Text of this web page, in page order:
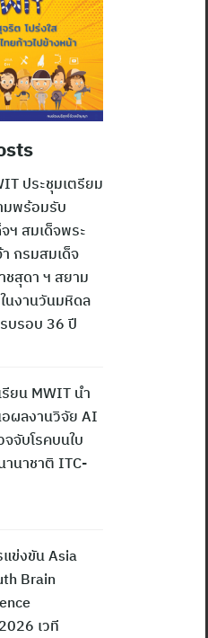
ประชุมเตรียม
มพร้อมรับ
จฯ สมเด็จพระ
กรมสมเด็จ
ชสุดา ฯ สยาม
นงานวันมหิดล
บรอบ 36 ปี
รียน MWIT นำ
อผลงานวิจัย AI
จับโรคบนใบ
านาชาติ ITC-
แข่งขัน Asia
Brain
เวที